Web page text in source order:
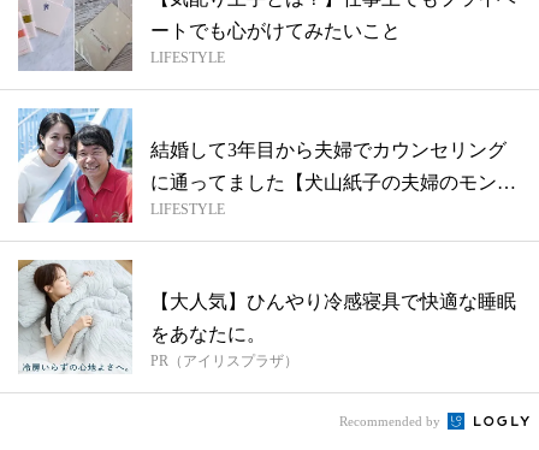
ートでも心がけてみたいこと
LIFESTYLE
結婚して3年目から夫婦でカウンセリング
に通ってました【犬山紙子の夫婦のモンダ
イ１...
LIFESTYLE
【大人気】ひんやり冷感寝具で快適な睡眠
をあなたに。
PR（アイリスプラザ）
Recommended by